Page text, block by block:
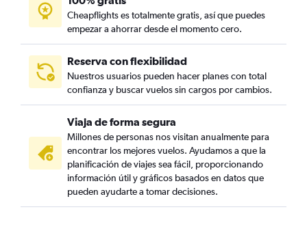
Cheapflights es totalmente gratis, así que puedes
empezar a ahorrar desde el momento cero.
Reserva con flexibilidad
Nuestros usuarios pueden hacer planes con total
confianza y buscar vuelos sin cargos por cambios.
Viaja de forma segura
Millones de personas nos visitan anualmente para
encontrar los mejores vuelos. Ayudamos a que la
planificación de viajes sea fácil, proporcionando
información útil y gráficos basados en datos que
pueden ayudarte a tomar decisiones.